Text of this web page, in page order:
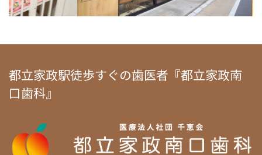
都立家政駅徒歩すぐの歯医者『都立家政南
口歯科』